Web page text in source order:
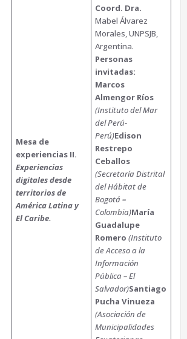
Mesa de
experiencias II.
Experiencias
digitales desde
territorios de
América Latina y
El Caribe.
Coord. Dra.
Mabel Álvarez
Morales, UNPSJB,
Argentina.
Personas
invitadas:
Marcos
Almengor Ríos
(Instituto del Mar
del Perú-
Perú)Edison
Restrepo
Ceballos
(Secretaría Distrital
del Hábitat de
Bogotá–
Colombia)María
Guadalupe
Romero(Instituto
de Acceso a la
Información
Pública – El
Salvador)Santiago
Pucha Vinueza
(Asociación de
Municipalidades